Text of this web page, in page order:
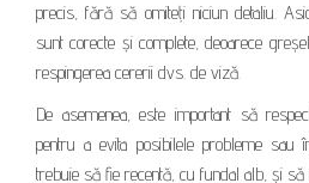
precis, fără să omiteți niciun detaliu.
sunt corecte și complete, deoarece
respingerea cererii dvs. de viză.
De asemenea, este important să
pentru a evita posibilele probleme sau
trebuie să fie recentă, cu fundal alb, și să